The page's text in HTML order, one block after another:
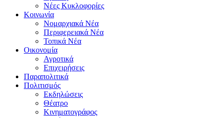
Νέες Κυκλοφορίες
Κοινωνία
Νομαρχιακά Νέα
Περιφερειακά Νέα
Τοπικά Νέα
Οικονομία
Αγροτικά
Επιχειρήσεις
Παραπολιτικά
Πολιτισμός
Εκδηλώσεις
Θέατρο
Κινηματογράφος